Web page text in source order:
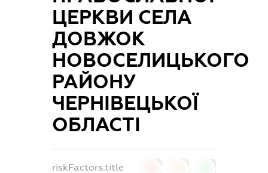
ЦЕРКВИ СЕЛА
ДОВЖОК
НОВОСЕЛИЦЬКОГО
РАЙОНУ
ЧЕРНІВЕЦЬКОЇ
ОБЛАСТІ
riskFactors.title